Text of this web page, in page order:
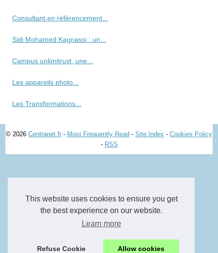
This website uses cookies to ensure you get
the best experience on our website.
Learn more
Refuse Cookie Allow cookies
Consultant en référencement...
Sidi Mohamed Kagnassi : un...
Campus unlimitrust, une...
Les appareils photo...
Les Transformations...
© 2026 Centranet.fr - Most Frequently Read - Site Index - Cookies Policy
- RSS